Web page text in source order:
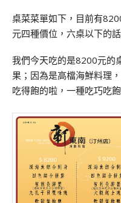
桌菜菜單如下，目前有
元四種價位，六桌以下的
我們今天吃的是8200元的
果；因為是高檔海鮮料理
吃得飽的啦，一種吃巧吃